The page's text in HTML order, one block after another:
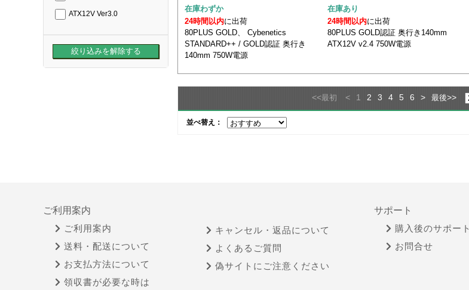
ATX12V Ver3.0
在庫わずか
24時間以内に出荷
80PLUS GOLD、 Cybenetics
STANDARD++ / GOLD認証 奥行き
140mm 750W電源
在庫あり
24時間以内に出荷
80PLUS GOLD認証 奥行き140mm
ATX12V v2.4 750W電源
<<最初 < 1 2 3 4 5 6 > 最後>>
並べ替え：
ご利用案内
ご利用案内
送料・配送について
お支払方法について
領収書が必要な時は
キャンセル・返品について
よくあるご質問
偽サイトにご注意ください
サポート
購入後のサポート
お問合せ